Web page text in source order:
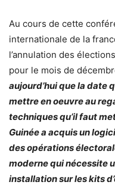
Au cours de cette
internationale de la
l’annulation des
pour le mois de
aujourd’hui que la date
mettre en oeuvre au
techniques qu’il faut
Guinée a acquis un
des opérations
moderne qui nécessite
installation sur les kits